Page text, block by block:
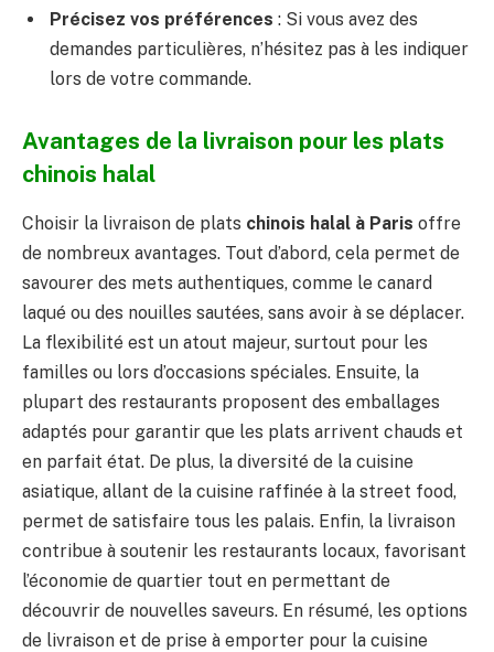
Précisez vos préférences : Si vous avez des
demandes particulières, n’hésitez pas à les indiquer
lors de votre commande.
Avantages de la livraison pour les plats
chinois halal
Choisir la livraison de plats chinois halal à Paris offre
de nombreux avantages. Tout d’abord, cela permet de
savourer des mets authentiques, comme le canard
laqué ou des nouilles sautées, sans avoir à se déplacer.
La flexibilité est un atout majeur, surtout pour les
familles ou lors d’occasions spéciales. Ensuite, la
plupart des restaurants proposent des emballages
adaptés pour garantir que les plats arrivent chauds et
en parfait état. De plus, la diversité de la cuisine
asiatique, allant de la cuisine raffinée à la street food,
permet de satisfaire tous les palais. Enfin, la livraison
contribue à soutenir les restaurants locaux, favorisant
l’économie de quartier tout en permettant de
découvrir de nouvelles saveurs. En résumé, les options
de livraison et de prise à emporter pour la cuisine